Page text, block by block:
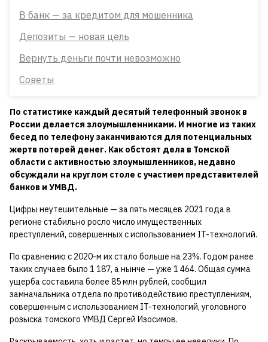
В банк — за кредитом для мошенника
Депозиты — новая цель
Вернуть деньги почти невозможно
Советы
По статистике каждый десятый телефонный звонок в
России делается злоумышленниками. И многие из таких
бесед по телефону заканчиваются для потенциальных
жертв потерей денег. Как обстоят дела в Томской
области с активностью злоумышленников, недавно
обсуждали на круглом столе с участием представителей
банков и УМВД.
Цифры неутешительные — за пять месяцев 2021 года в
регионе стабильно росло число имущественных
преступлений, совершенных с использованием IT-технологий.
По сравнению с 2020-м их стало больше на 23%. Годом ранее
таких случаев было 1 187, а нынче — уже 1 464. Общая сумма
ущерба составила более 85 млн рублей, сообщил
замначальника отдела по противодействию преступлениям,
совершенным с использованием IT-технологий, уголовного
розыска томского УМВД Сергей Изосимов.